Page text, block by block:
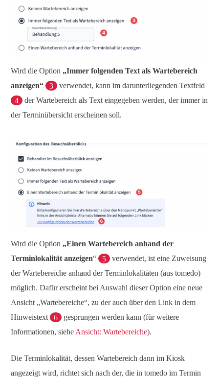
Wird die Option „Immer folgenden Text als Wartebereich
anzeigen“
3
verwendet, kann im darunterliegenden Textfeld
4
der Wartebereich als Text eingegeben werden, der immer in
der Terminübersicht erscheinen soll.
Wird die Option „Einen Wartebereich anhand der
Terminlokalität anzeigen“ 5
verwendet, ist eine Zuweisung
der Wartebereiche anhand der Terminlokalitäten (aus tomedo)
möglich. Dafür erscheint bei Auswahl dieser Option eine neue
Ansicht „Wartebereiche“, zu der auch über den Link in dem
Hinweistext
6
gesprungen werden kann (für weitere
Informationen, sieheAnsicht: Wartebereiche).
Die Terminlokalität, dessen Wartebereich dann im Kiosk
angezeigt wird, richtet sich nach der, die in tomedo im Termin